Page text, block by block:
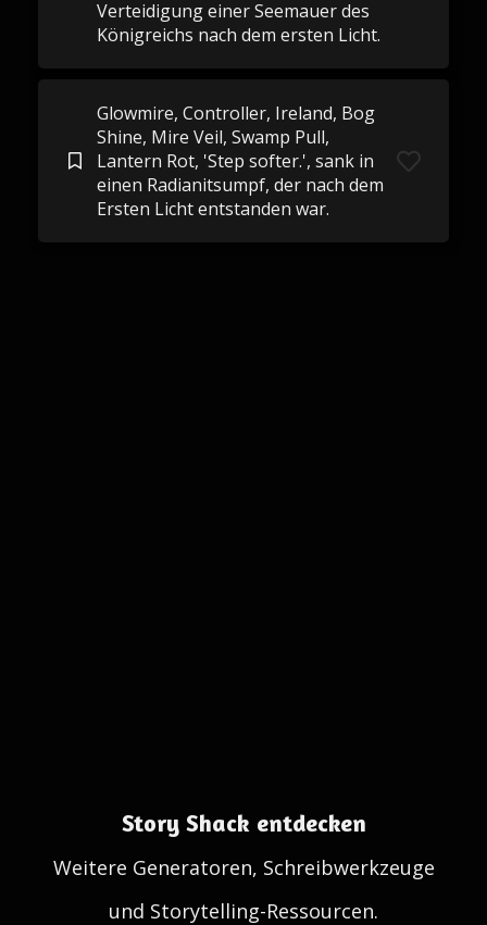
Verteidigung einer Seemauer des
Königreichs nach dem ersten Licht.
Glowmire, Controller, Ireland, Bog
Shine, Mire Veil, Swamp Pull,
Lantern Rot, 'Step softer.', sank in
einen Radianitsumpf, der nach dem
Ersten Licht entstanden war.
Story Shack entdecken
Weitere Generatoren, Schreibwerkzeuge
und Storytelling-Ressourcen.